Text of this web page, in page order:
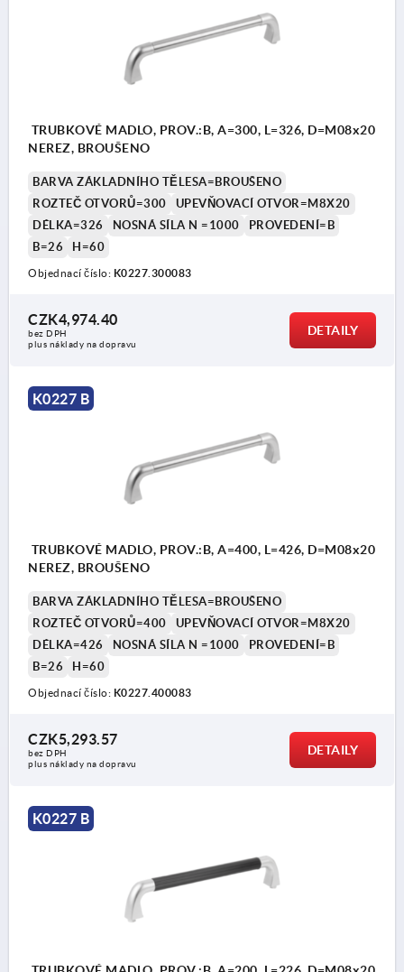
TRUBKOVÉ MADLO, PROV.:B, A=300, L=326, D=M08x20
NEREZ, BROUŠENO
BARVA ZÁKLADNÍHO TĚLESA=BROUŠENO
ROZTEČ OTVORŮ=300
UPEVŇOVACÍ OTVOR=M8X20
DÉLKA=326
NOSNÁ SÍLA N =1000
PROVEDENÍ=B
B=26
H=60
Objednací číslo: K0227.300083
CZK4,974.40
bez DPH
plus náklady na dopravu
DETAILY
K0227 B
TRUBKOVÉ MADLO, PROV.:B, A=400, L=426, D=M08x20
NEREZ, BROUŠENO
BARVA ZÁKLADNÍHO TĚLESA=BROUŠENO
ROZTEČ OTVORŮ=400
UPEVŇOVACÍ OTVOR=M8X20
DÉLKA=426
NOSNÁ SÍLA N =1000
PROVEDENÍ=B
B=26
H=60
Objednací číslo: K0227.400083
CZK5,293.57
bez DPH
plus náklady na dopravu
DETAILY
K0227 B